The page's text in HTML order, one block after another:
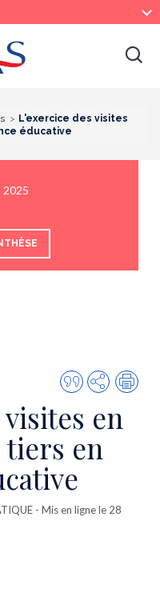
L'exercice des visites
éducative
2025
Citer
cette
publication
Partager
en
tiers en
- Mis en ligne le 28